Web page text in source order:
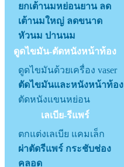
ยกเต้านมหย่อนยาน ลด
เต้านมใหญ่ ลดขนาด
หัวนม ปานนม
ดูดไขมัน-ตัดหนังหน้าท้อง
ดูดไขมันด้วยเครื่อง vaser
ตัดไขมันและหนังหน้าท้อง
ตัดหนังแขนหย่อน
เลเบีย-รีแพร์
ตกแต่งเลเบีย แคมเล็ก
ผ่าตัดรีแพร์ กระชับช่อง
คลอด